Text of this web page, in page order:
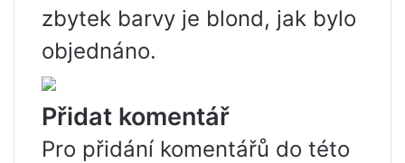
zbytek barvy je blond, jak bylo
objednáno.
Přidat komentář
Pro přidání komentářů do této